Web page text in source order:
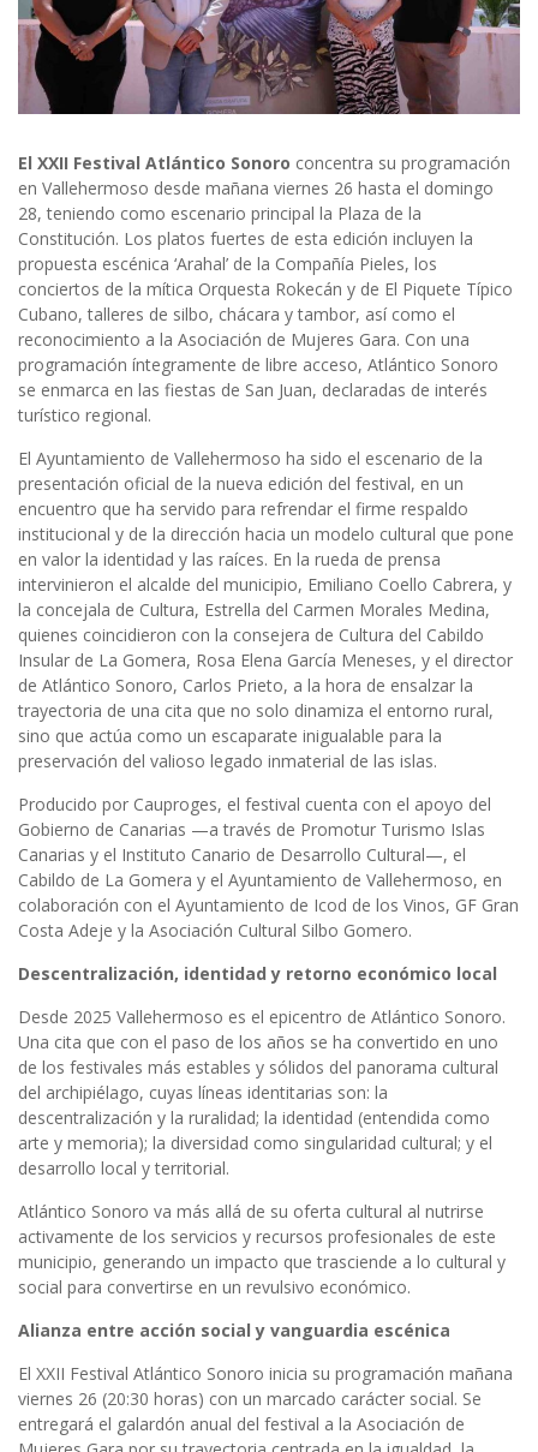
El XXII Festival Atlántico Sonoro concentra su programación
en Vallehermoso desde mañana viernes 26 hasta el domingo
28, teniendo como escenario principal la Plaza de la
Constitución. Los platos fuertes de esta edición incluyen la
propuesta escénica ‘Arahal’ de la Compañía Pieles, los
conciertos de la mítica Orquesta Rokecán y de El Piquete Típico
Cubano, talleres de silbo, chácara y tambor, así como el
reconocimiento a la Asociación de Mujeres Gara. Con una
programación íntegramente de libre acceso, Atlántico Sonoro
se enmarca en las fiestas de San Juan, declaradas de interés
turístico regional.
El Ayuntamiento de Vallehermoso ha sido el escenario de la
presentación oficial de la nueva edición del festival, en un
encuentro que ha servido para refrendar el firme respaldo
institucional y de la dirección hacia un modelo cultural que pone
en valor la identidad y las raíces. En la rueda de prensa
intervinieron el alcalde del municipio, Emiliano Coello Cabrera, y
la concejala de Cultura, Estrella del Carmen Morales Medina,
quienes coincidieron con la consejera de Cultura del Cabildo
Insular de La Gomera, Rosa Elena García Meneses, y el director
de Atlántico Sonoro, Carlos Prieto, a la hora de ensalzar la
trayectoria de una cita que no solo dinamiza el entorno rural,
sino que actúa como un escaparate inigualable para la
preservación del valioso legado inmaterial de las islas.
Producido por Cauproges, el festival cuenta con el apoyo del
Gobierno de Canarias —a través de Promotur Turismo Islas
Canarias y el Instituto Canario de Desarrollo Cultural—, el
Cabildo de La Gomera y el Ayuntamiento de Vallehermoso, en
colaboración con el Ayuntamiento de Icod de los Vinos, GF Gran
Costa Adeje y la Asociación Cultural Silbo Gomero.
Descentralización, identidad y retorno económico local
Desde 2025 Vallehermoso es el epicentro de Atlántico Sonoro.
Una cita que con el paso de los años se ha convertido en uno
de los festivales más estables y sólidos del panorama cultural
del archipiélago, cuyas líneas identitarias son: la
descentralización y la ruralidad; la identidad (entendida como
arte y memoria); la diversidad como singularidad cultural; y el
desarrollo local y territorial.
Atlántico Sonoro va más allá de su oferta cultural al nutrirse
activamente de los servicios y recursos profesionales de este
municipio, generando un impacto que trasciende a lo cultural y
social para convertirse en un revulsivo económico.
Alianza entre acción social y vanguardia escénica
El XXII Festival Atlántico Sonoro inicia su programación mañana
viernes 26 (20:30 horas) con un marcado carácter social. Se
entregará el galardón anual del festival a la Asociación de